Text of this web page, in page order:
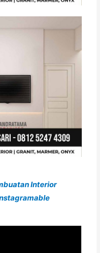
Interior